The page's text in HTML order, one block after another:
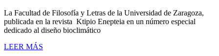
La Facultad de Filosofía y Letras de la Universidad de Zaragoza,
publicada en la revista Ktipio Enepteia en un número especial
dedicado al diseño bioclimático
LEER MÁS